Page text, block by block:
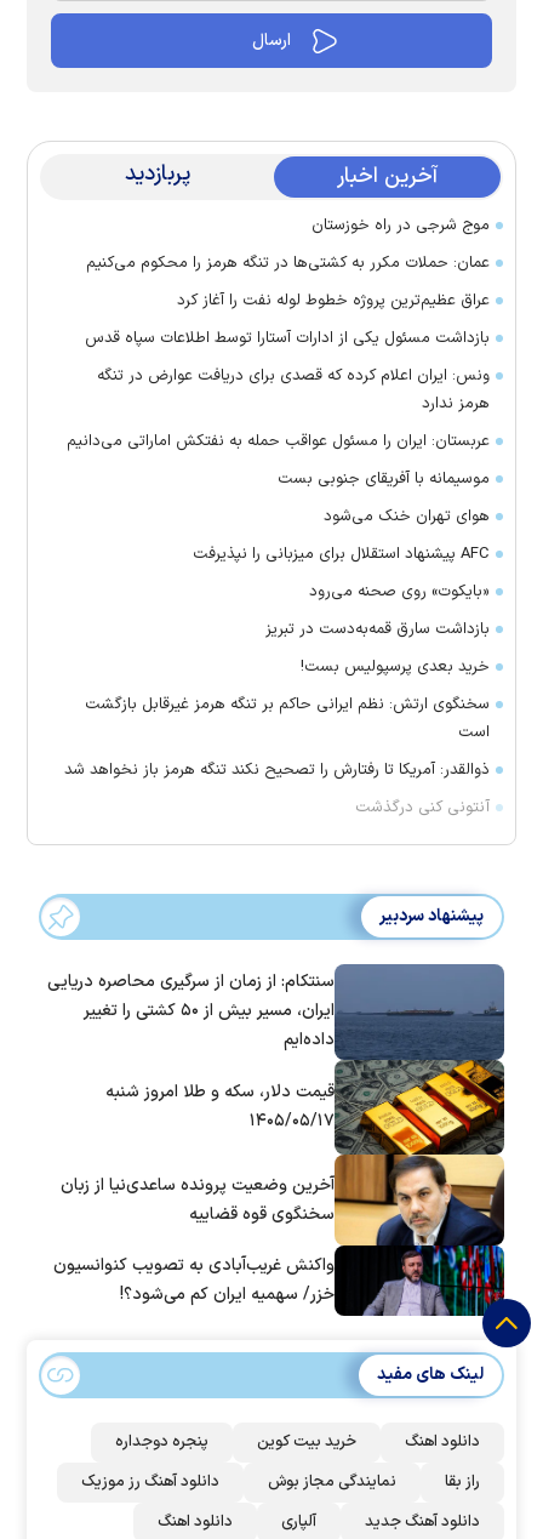
آخرین اخبار پربازدید
موج شرجی در راه خوزستان
عمان: حملات مکرر به کشتی‌ها در تنگه هرمز را محکوم می‌کنیم
عراق عظیم‌ترین پروژه خطوط لوله نفت را آغاز کرد
بازداشت مسئول یکی از ادارات آستارا توسط اطلاعات سپاه قدس
ونس: ایران اعلام کرده که قصدی برای دریافت عوارض در تنگه
هرمز ندارد
عربستان: ایران را مسئول عواقب حمله به نفتکش اماراتی می‌دانیم
موسیمانه با آفریقای جنوبی بست
هوای تهران خنک می‌شود
AFC پیشنهاد استقلال برای میزبانی را نپذیرفت
«بایکوت» روی صحنه می‌رود
بازداشت سارق قمه‌به‌دست در تبریز
خرید بعدی پرسپولیس بست!
سخنگوی ارتش: نظم ایرانی حاکم بر تنگه هرمز غیرقابل بازگشت
است
ذوالقدر: آمریکا تا رفتارش را تصحیح نکند تنگه هرمز باز نخواهد شد
آنتونی کنی درگذشت
پیشنهاد سردبیر
سنتکام: از زمان از سرگیری محاصره دریایی
ایران، مسیر بیش از ۵۰ کشتی را تغییر
داده‌ایم
قیمت دلار، سکه و طلا امروز شنبه
۱۴۰۵/۰۵/۱۷
آخرین وضعیت پرونده ساعدی‌نیا از زبان
سخنگوی قوه قضاییه
واکنش غریب‌آبادی به تصویب کنوانسیون
خزر/ سهمیه ایران کم می‌شود؟!
لینک های مفید
دانلود اهنگ خرید بیت کوین
پنجره دوجداره
راز بقا
نمایندگی مجاز بوش
دانلود آهنگ رز‌ موزیک
دانلود آهنگ جدید
آلپاری دانلود اهنگ